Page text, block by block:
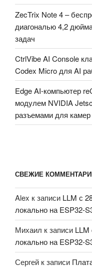
ZecTrix Note 4 –
диагональю 4,2
задач
CtrlVibe AI Console
Codex Micro для AI
Edge AI-компьютер
модулем NVIDIA
разъемами для
СВЕЖИЕ
Alex к записи LLM с
локально на ESP32-
Михаил к записи LLM
локально на ESP32-
Сергей к записи